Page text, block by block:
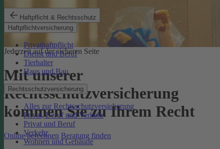
Haftpflicht & Rechtsschutz
Haftpflichtversicherung
Privathaftpflicht
Dienst und Beruf
Tierhalter
Haus und Bau
Rechtsschutzversicherung
Alles zur Rechtsschutzversicherung
Privat, Beruf und Verkehr
Privat und Beruf
Verkehr
Wohnen und Gebäude
Jederzeit auf der sicheren Seite
Mit unserer
Rechtsschutzversicherung
kommen Sie zu Ihrem Recht
Online berechnen Beratung finden